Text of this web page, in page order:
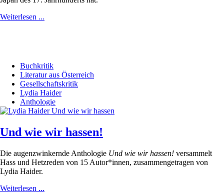
Weiterlesen ...
Buchkritik
Literatur aus Österreich
Gesellschaftskritik
Lydia Haider
Anthologie
Und wie wir hassen!
Die augenzwinkernde Anthologie Und wie wir hassen! versammelt
Hass und Hetzreden von 15 Autor*innen, zusammengetragen von
Lydia Haider.
Weiterlesen ...